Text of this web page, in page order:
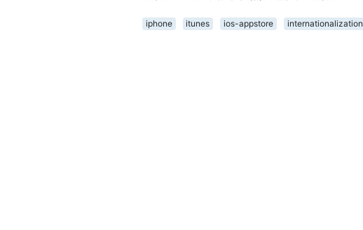
iphone itunes ios-appstore internationalization